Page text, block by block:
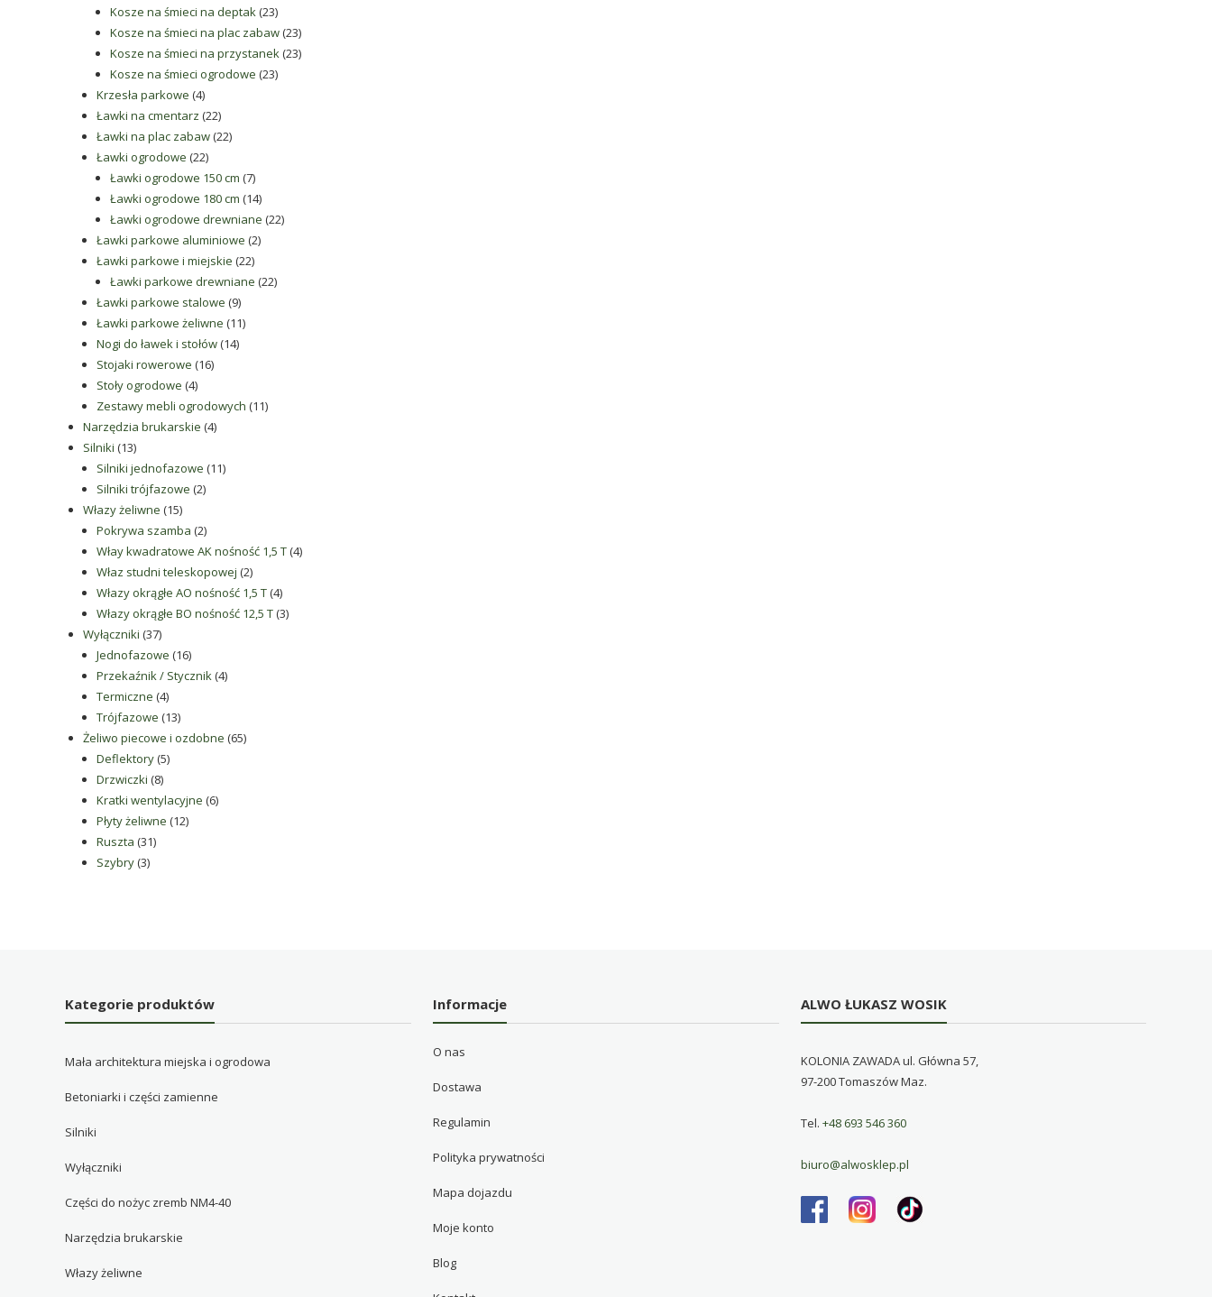
produkty
Kosze na śmieci na deptak 2323
produkty
Kosze na śmieci na plac zabaw 2323
produkty
Kosze na śmieci na przystanek 2323
Kosze na śmieci ogrodowe 2323
Krzesła parkowe 44
produkty
Ławki na cmentarz 2222
produkty
Ławki na plac zabaw 2222
Ławki ogrodowe 2222
produkty
Ławki ogrodowe 150 cm 77
produktów
Ławki ogrodowe 180 cm 1414
produktów
Ławki ogrodowe drewniane 2222
Ławki parkowe aluminiowe 22
Ławki parkowe i miejskie 2222
produkty
Ławki parkowe drewniane 2222
Ławki parkowe stalowe 99
produktów
Ławki parkowe żeliwne 1111
Nogi do ławek i stołów 1414
Stojaki rowerowe 1616
Stoły ogrodowe 44
produkty
Zestawy mebli ogrodowych 1111
Narzędzia brukarskie 44
Silniki 1313
produktów
Silniki jednofazowe 1111
Silniki trójfazowe 22
Włazy żeliwne 1515
produktów
Pokrywa szamba 22
produkty
Włay kwadratowe AK nośność 1,5 T 44
Właz studni teleskopowej 22
produkty
Włazy okrągłe AO nośność 1,5 T 44
produkty
Włazy okrągłe BO nośność 12,5 T 33
Wyłączniki 3737
produktów
Jednofazowe 1616
produktów
Przekaźnik / Stycznik 44
Termiczne 44
produkty
Trójfazowe 1313
produktów
Żeliwo piecowe i ozdobne 6565
Deflektory 55
Drzwiczki 88
produktów
Kratki wentylacyjne 66
Płyty żeliwne 1212
Ruszta 3131
Szybry 33
Kategorie produktów
Mała architektura miejska i ogrodowa
Betoniarki i części zamienne
Silniki
Wyłączniki
Części do nożyc zremb NM4-40
Narzędzia brukarskie
Włazy żeliwne
Informacje
O nas
Dostawa
Regulamin
Polityka prywatności
Mapa dojazdu
Moje konto
Blog
ALWO ŁUKASZ WOSIK
KOLONIA ZAWADA ul. Główna 57,
97-200 Tomaszów Maz.
Tel.+48 693 546 360
biuro@alwosklep.pl